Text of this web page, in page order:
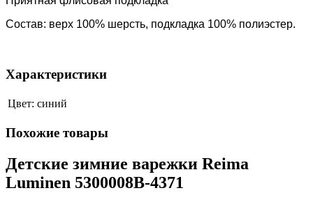
Состав: верх 100% шерсть, подкладка 100% полиэстер.
Характеристики
Цвет: синий
Похожие товары
Детские зимние варежки Reima
Luminen 5300008B-4371